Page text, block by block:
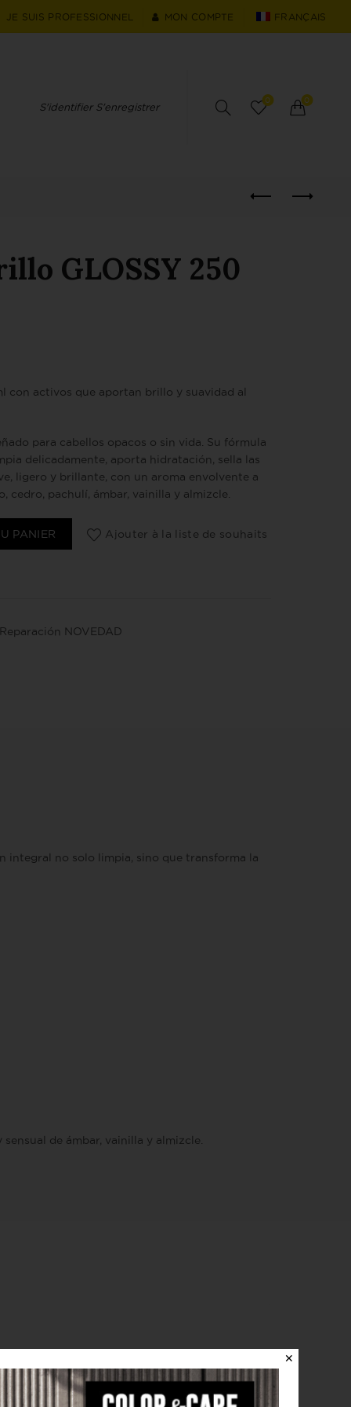
JE SUIS PROFESSIONNEL MON COMPTE FRANÇAIS
S'identifier S'enregistrer
0 0
GLOSSY 250
con activos que aportan brillo y suavidad al
para cabellos opacos o sin vida. Su fórmula
delicadamente, aporta hidratación, sella las
ligero y brillante, con un aroma envolvente a
cedro, pachulí, ámbar, vainilla y almizcle.
GLOSSY 250 ml
PANIER Ajouter à la liste de souhaits
NOVEDAD
integral no solo limpia, sino que transforma la
de ámbar, vainilla y almizcle.
✕